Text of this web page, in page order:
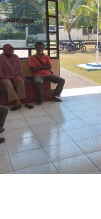
Ucapan
Selamat Atas
Pelatikan
Bupati Dan
Wabup Alor
Ucapan
Selamat Atas
Pelatikan
Bupati Dan
Wabup Alor